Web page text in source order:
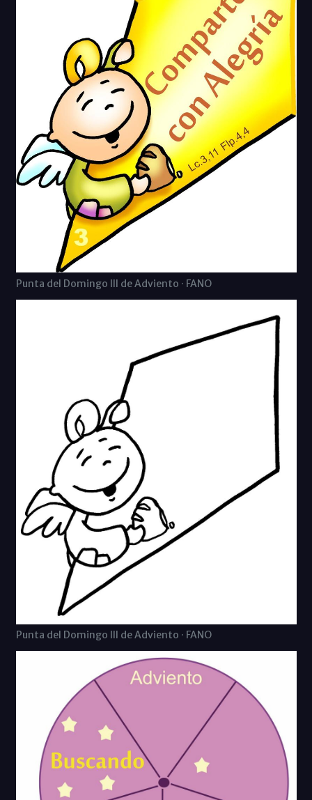
Punta del Domingo III de Adviento · FANO
Punta del Domingo III de Adviento · FANO